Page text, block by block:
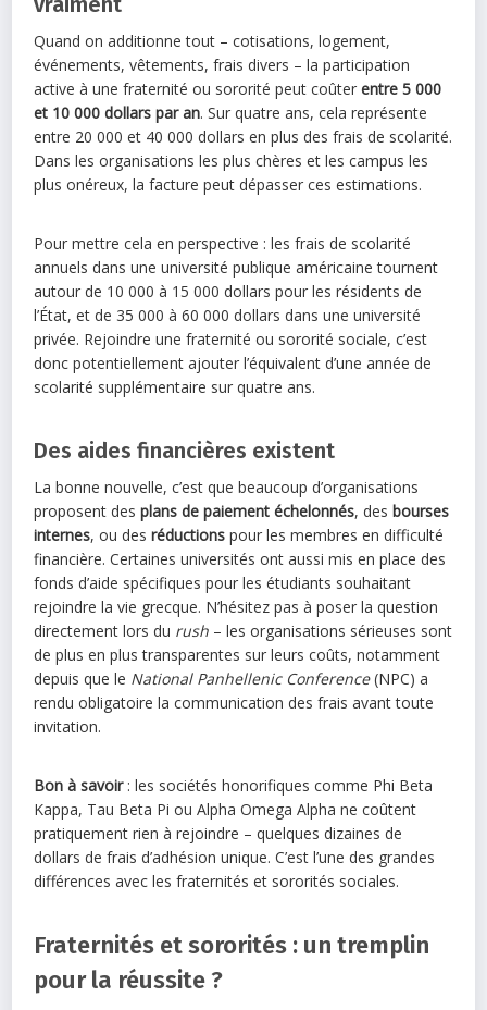
Quand on additionne tout – cotisations, logement,
événements, vêtements, frais divers – la participation
active à une fraternité ou sororité peut coûterentre 5 000
et 10 000 dollars par an. Sur quatre ans, cela représente
entre 20 000 et 40 000 dollars en plus des frais de scolarité.
Dans les organisations les plus chères et les campus les
plus onéreux, la facture peut dépasser ces estimations.
Pour mettre cela en perspective : les frais de scolarité
annuels dans une université publique américaine tournent
autour de 10 000 à 15 000 dollars pour les résidents de
l’État, et de 35 000 à 60 000 dollars dans une université
privée. Rejoindre une fraternité ou sororité sociale, c’est
donc potentiellement ajouter l’équivalent d’une année de
scolarité supplémentaire sur quatre ans.
Des aides financières existent
La bonne nouvelle, c’est que beaucoup d’organisations
proposent desplans de paiement échelonnés, des bourses
internes, ou desréductions pour les membres en difficulté
financière. Certaines universités ont aussi mis en place des
fonds d’aide spécifiques pour les étudiants souhaitant
rejoindre la vie grecque. N’hésitez pas à poser la question
directement lors du rush – les organisations sérieuses sont
de plus en plus transparentes sur leurs coûts, notamment
depuis que le National Panhellenic Conference(NPC) a
rendu obligatoire la communication des frais avant toute
invitation.
Bon à savoir: les sociétés honorifiques comme Phi Beta
Kappa, Tau Beta Pi ou Alpha Omega Alpha ne coûtent
pratiquement rien à rejoindre – quelques dizaines de
dollars de frais d’adhésion unique. C’est l’une des grandes
différences avec les fraternités et sororités sociales.
Fraternités et sororités : un tremplin
pour la réussite ?